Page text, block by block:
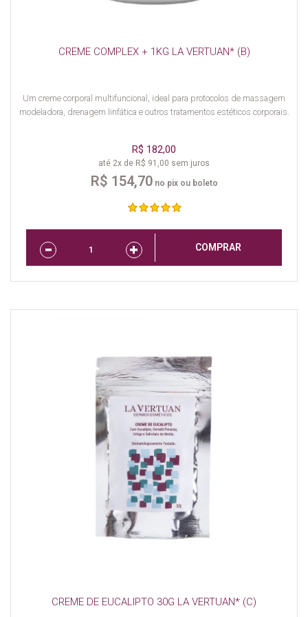
CREME COMPLEX + 1KG LA VERTUAN* (B)
Um creme corporal multifuncional, ideal para protocolos de massagem
modeladora, drenagem linfática e outros tratamentos estéticos corporais.
R$ 182,00
até 2x de R$ 91,00 sem juros
R$ 154,70no pix ou boleto
COMPRAR
CREME DE EUCALIPTO 30G LA VERTUAN* (C)